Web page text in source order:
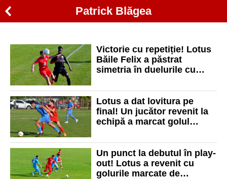
Patrick Blăgea
Victorie cu repetiție! Lotus
Băile Felix a păstrat
simetria în duelurile cu
Lotus a dat lovitura pe
final! Un jucător revenit la
echipă a marcat golul
Un punct la debutul în play-
out! Lotus a revenit cu
golurile marcate de